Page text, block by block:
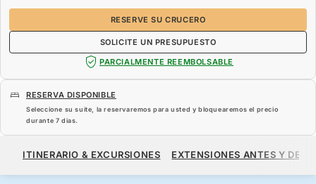
RESERVE SU CRUCERO
SOLICITE UN PRESUPUESTO
PARCIALMENTE REEMBOLSABLE
RESERVA DISPONIBLE
Seleccione su suite, la reservaremos para usted y bloquearemos el precio
durante 7 dias.
4676 US$
ITINERARIO & EXCURSIONES EXTENSIONES ANTES Y